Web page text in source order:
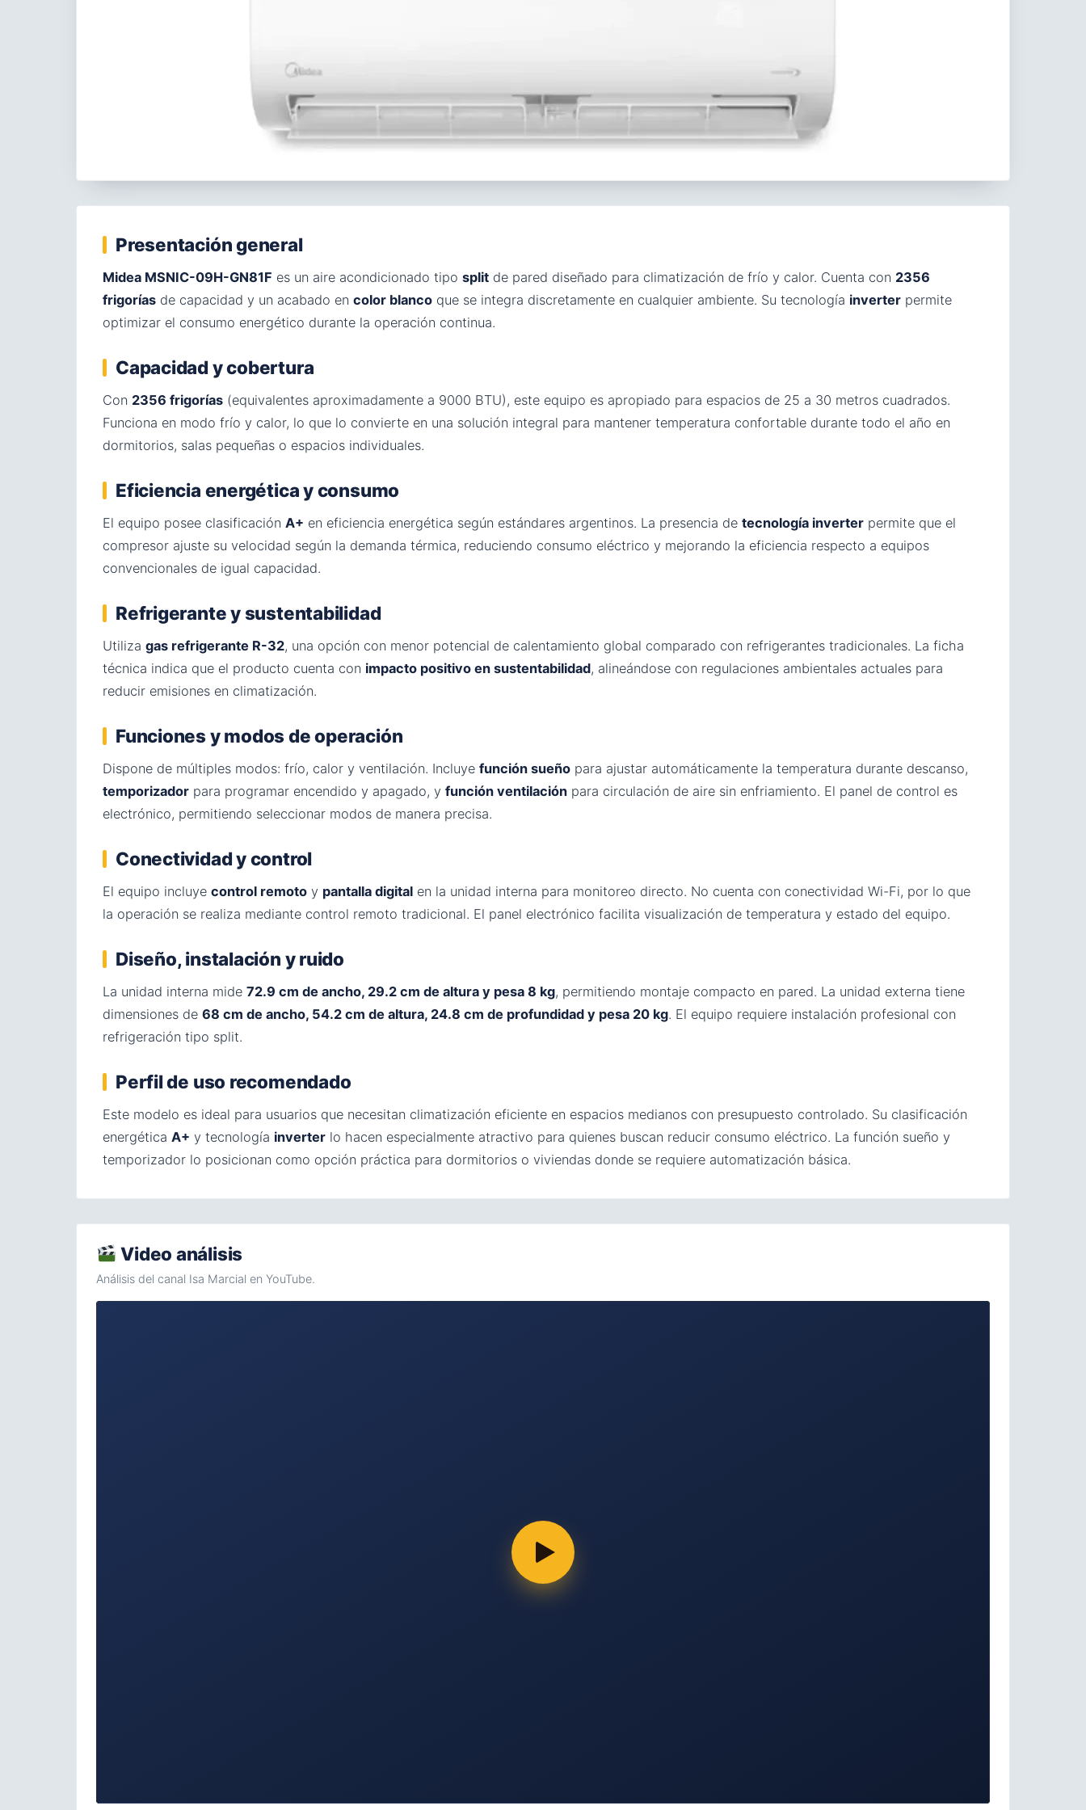
Presentación general
Midea MSNIC-09H-GN81F es un aire acondicionado tipo split de pared diseñado para climatización de frío y calor. Cuenta con 2356
frigorías de capacidad y un acabado en color blanco que se integra discretamente en cualquier ambiente. Su tecnología inverter permite
optimizar el consumo energético durante la operación continua.
Capacidad y cobertura
Con 2356 frigorías (equivalentes aproximadamente a 9000 BTU), este equipo es apropiado para espacios de 25 a 30 metros cuadrados.
Funciona en modo frío y calor, lo que lo convierte en una solución integral para mantener temperatura confortable durante todo el año en
dormitorios, salas pequeñas o espacios individuales.
Eficiencia energética y consumo
El equipo posee clasificación A+ en eficiencia energética según estándares argentinos. La presencia de tecnología inverter permite que el
compresor ajuste su velocidad según la demanda térmica, reduciendo consumo eléctrico y mejorando la eficiencia respecto a equipos
convencionales de igual capacidad.
Refrigerante y sustentabilidad
Utiliza gas refrigerante R-32, una opción con menor potencial de calentamiento global comparado con refrigerantes tradicionales. La ficha
técnica indica que el producto cuenta con impacto positivo en sustentabilidad, alineándose con regulaciones ambientales actuales para
reducir emisiones en climatización.
Funciones y modos de operación
Dispone de múltiples modos: frío, calor y ventilación. Incluye función sueño para ajustar automáticamente la temperatura durante descanso,
temporizador para programar encendido y apagado, y función ventilación para circulación de aire sin enfriamiento. El panel de control es
electrónico, permitiendo seleccionar modos de manera precisa.
Conectividad y control
El equipo incluye control remoto y pantalla digital en la unidad interna para monitoreo directo. No cuenta con conectividad Wi-Fi, por lo que
la operación se realiza mediante control remoto tradicional. El panel electrónico facilita visualización de temperatura y estado del equipo.
Diseño, instalación y ruido
La unidad interna mide 72.9 cm de ancho, 29.2 cm de altura y pesa 8 kg, permitiendo montaje compacto en pared. La unidad externa tiene
dimensiones de 68 cm de ancho, 54.2 cm de altura, 24.8 cm de profundidad y pesa 20 kg. El equipo requiere instalación profesional con
refrigeración tipo split.
Perfil de uso recomendado
Este modelo es ideal para usuarios que necesitan climatización eficiente en espacios medianos con presupuesto controlado. Su clasificación
energética A+ y tecnología inverter lo hacen especialmente atractivo para quienes buscan reducir consumo eléctrico. La función sueño y
temporizador lo posicionan como opción práctica para dormitorios o viviendas donde se requiere automatización básica.
Video análisis
Análisis del canal Isa Marcial en YouTube.